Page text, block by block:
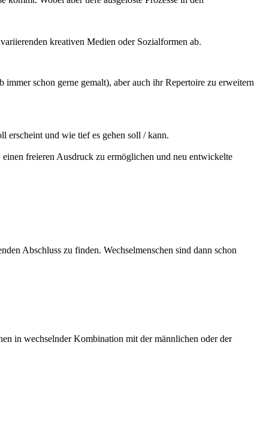
kreativen Medien oder Sozialformen ab.
schon gerne gemalt), aber auch ihr Repertoire zu erweitern
erscheint und wie tief es gehen soll / kann.
freieren Ausdruck zu ermöglichen und neu entwickelte
Abschluss zu finden. Wechselmenschen sind dann schon
in wechselnder Kombination mit der männlichen oder der